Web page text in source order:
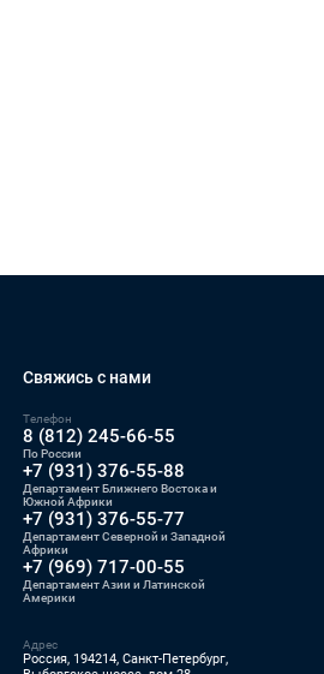
Свяжись с нами
Телефон
8 (812) 245-66-55
По России
+7 (931) 376-55-88
Департамент Ближнего Востока и
Южной Африки
+7 (931) 376-55-77
Департамент Северной и Западной
Африки
+7 (969) 717-00-55
Департамент Азии и Латинской
Америки
Адрес
Россия, 194214, Санкт-Петербург,